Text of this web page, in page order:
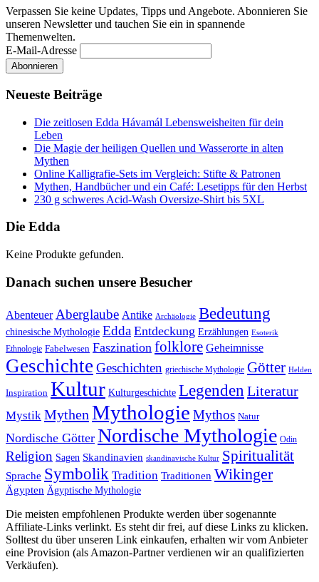
Verpassen Sie keine Updates, Tipps und Angebote. Abonnieren Sie
unseren Newsletter und tauchen Sie ein in spannende
Themenwelten.
E-Mail-Adresse
Neueste Beiträge
Die zeitlosen Edda Hávamál Lebensweisheiten für dein
Leben
Die Magie der heiligen Quellen und Wasserorte in alten
Mythen
Online Kalligrafie‑Sets im Vergleich: Stifte & Patronen
Mythen, Handbücher und ein Café: Lesetipps für den Herbst
230 g schweres Acid-Wash Oversize-Shirt bis 5XL
Die Edda
Keine Produkte gefunden.
Danach suchen unsere Besucher
Abenteuer Aberglaube Antike Archäologie Bedeutung
chinesische Mythologie Edda Entdeckung Erzählungen Esoterik
Ethnologie Fabelwesen Faszination folklore Geheimnisse
Geschichte Geschichten griechische Mythologie Götter Helden
Inspiration Kultur Kulturgeschichte Legenden Literatur
Mystik Mythen Mythologie Mythos Natur
Nordische Götter Nordische Mythologie Odin
Religion Sagen Skandinavien skandinavische Kultur Spiritualität
Sprache Symbolik Tradition Traditionen Wikinger
Ägypten Ägyptische Mythologie
Die meisten empfohlenen Produkte werden über sogenannte
Affiliate-Links verlinkt. Es steht dir frei, auf diese Links zu klicken.
Solltest du über unseren Link einkaufen, erhalten wir vom Anbieter
eine Provision (als Amazon-Partner verdienen wir an qualifizierten
Verkäufen).